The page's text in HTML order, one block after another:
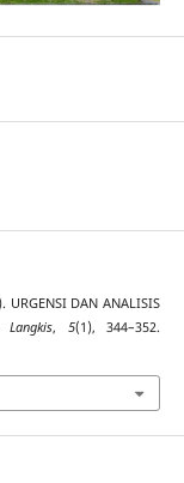
DAN ANALISIS
Langkis, 5(1), 344–352.